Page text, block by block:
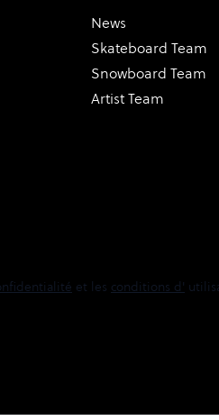
News
Skateboard Team
Snowboard Team
Artist Team
et les conditions d'